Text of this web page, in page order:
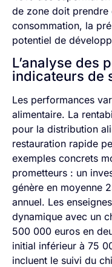
de zone doit prendre
consommation, la
potentiel de
L’analyse des
indicateurs de
Les performances
alimentaire. La
pour la distribution
restauration rapide
exemples concrets
prometteurs : un
génère en moyenne
annuel. Les
dynamique avec un
500 000 euros en
initial inférieur à 75
incluent le suivi du